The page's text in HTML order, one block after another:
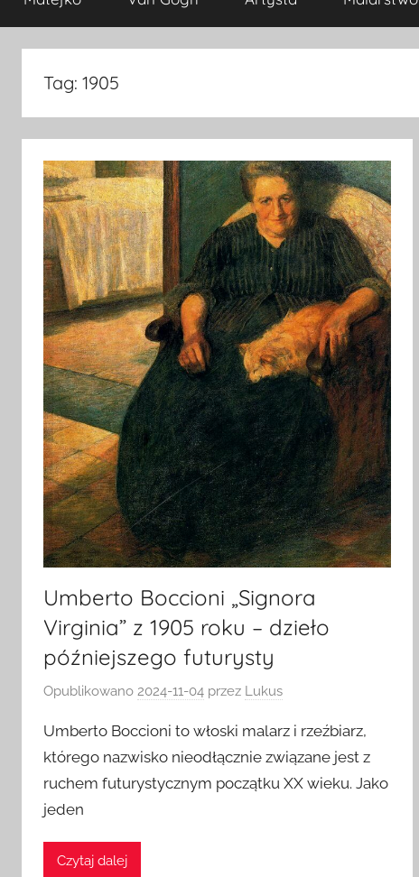
Tag: 1905
Umberto Boccioni „Signora
Virginia” z 1905 roku – dzieło
późniejszego futurysty
Opublikowano 2024-11-04 przez Lukus
Umberto Boccioni to włoski malarz i rzeźbiarz,
którego nazwisko nieodłącznie związane jest z
ruchem futurystycznym początku XX wieku. Jako
jeden
Czytaj dalej